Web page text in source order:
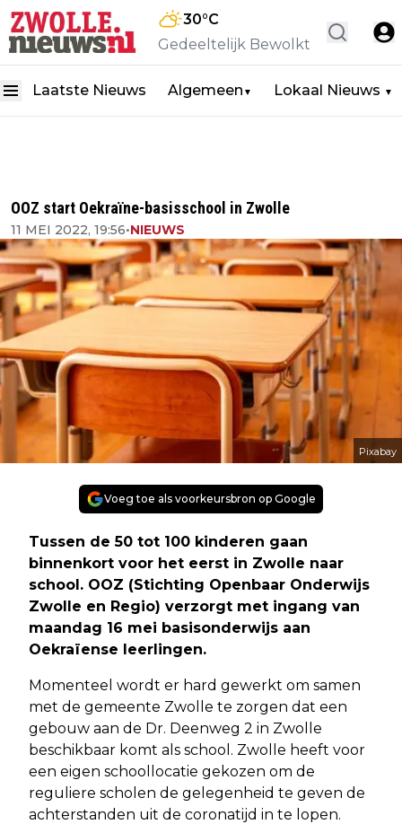
30°C
Gedeeltelijk Bewolkt
Laatste Nieuws Algemeen ▼ Lokaal Nieuws ▼
OOZ start Oekraïne-basisschool in Zwolle
11 MEI 2022, 19:56•NIEUWS
Pixabay
Voeg toe als voorkeursbron op Google
Tussen de 50 tot 100 kinderen gaan
binnenkort voor het eerst in Zwolle naar
school. OOZ (Stichting Openbaar Onderwijs
Zwolle en Regio) verzorgt met ingang van
maandag 16 mei basisonderwijs aan
Oekraïense leerlingen.
Momenteel wordt er hard gewerkt om samen
met de gemeente Zwolle te zorgen dat een
gebouw aan de Dr. Deenweg 2 in Zwolle
beschikbaar komt als school. Zwolle heeft voor
een eigen schoollocatie gekozen om de
reguliere scholen de gelegenheid te geven de
achterstanden uit de coronatijd in te lopen.